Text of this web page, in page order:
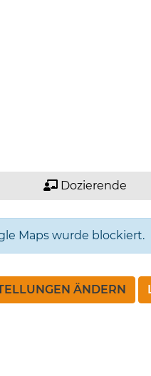
Dozierende
Maps wurde blockiert.
ÄNDERN